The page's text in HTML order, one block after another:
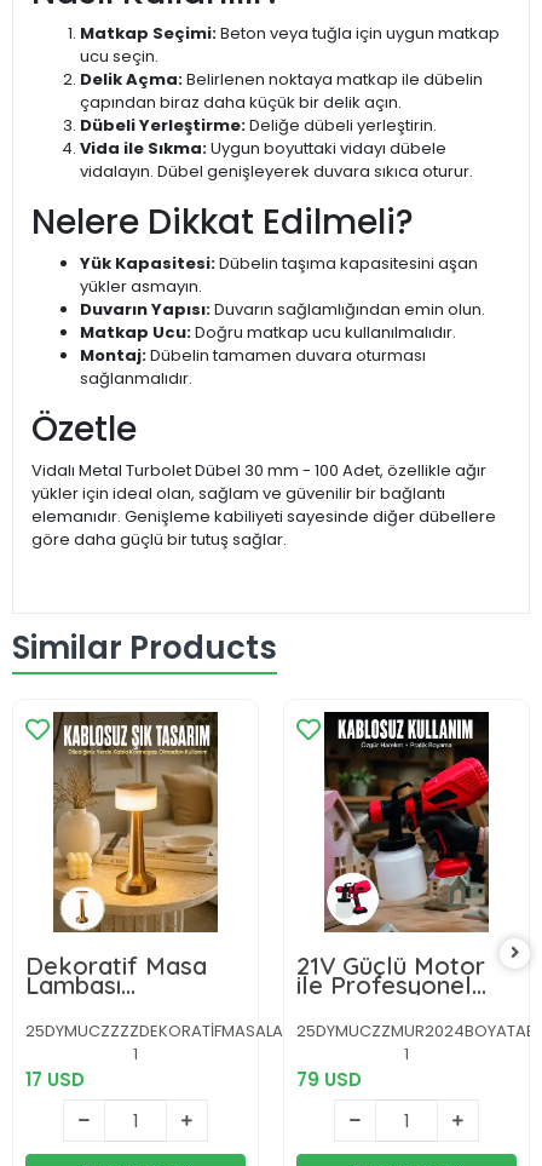
Matkap Seçimi:Beton veya tuğla için uygun matkap
ucu seçin.
Delik Açma:Belirlenen noktaya matkap ile dübelin
çapından biraz daha küçük bir delik açın.
Dübeli Yerleştirme:Deliğe dübeli yerleştirin.
Vida ile Sıkma:Uygun boyuttaki vidayı dübele
vidalayın. Dübel genişleyerek duvara sıkıca oturur.
Nelere Dikkat Edilmeli?
Yük Kapasitesi:Dübelin taşıma kapasitesini aşan
yükler asmayın.
Duvarın Yapısı:Duvarın sağlamlığından emin olun.
Matkap Ucu:Doğru matkap ucu kullanılmalıdır.
Montaj:Dübelin tamamen duvara oturması
sağlanmalıdır.
Özetle
Vidalı Metal Turbolet Dübel 30 mm - 100 Adet, özellikle ağır
yükler için ideal olan, sağlam ve güvenilir bir bağlantı
elemanıdır. Genişleme kabiliyeti sayesinde diğer dübellere
göre daha güçlü bir tutuş sağlar.
Similar Products
Dekoratif Masa
Lambası
Dokunmatik Renk
Değiştirebilen
Gece Lambası Yeni
25DYMUCZZZZDEKORATİFMASALAMBASIIIIIII1-
1
17 USD
21V Güçlü Motor
ile Profesyonel
Boyama
Performansı
1
79 USD